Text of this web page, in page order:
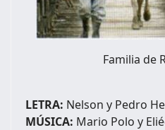
Familia de
LETRA: Nelson y Pedro
MÚSICA: Mario Polo y